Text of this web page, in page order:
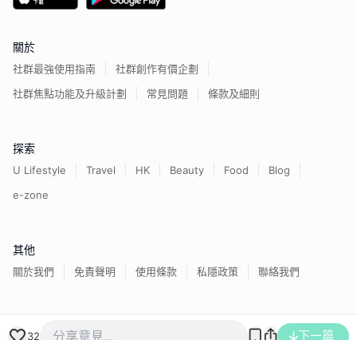
32 下一篇
關於
社群最強使用指南
社群創作有價企劃
社群焦點功能及升級計劃
常見問題 條款及細則
探索
U Lifestyle Travel HK Beauty Food
Blog
e-zone
其他
關於我們 免責聲明 使用條款 私隱政策 聯絡我們
香港經濟日報版權所有©